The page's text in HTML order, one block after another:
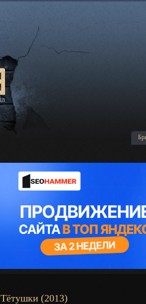
Тётушки (2013)